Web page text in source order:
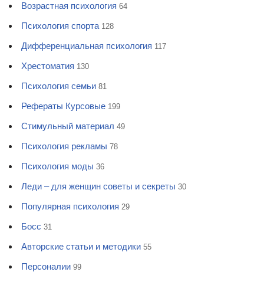
Возрастная психология 64
Психология спорта 128
Дифференциальная психология 117
Хрестоматия 130
Психология семьи 81
Рефераты Курсовые 199
Стимульный материал 49
Психология рекламы 78
Психология моды 36
Леди – для женщин советы и секреты 30
Популярная психология 29
Босс 31
Авторские статьи и методики 55
Персоналии 99